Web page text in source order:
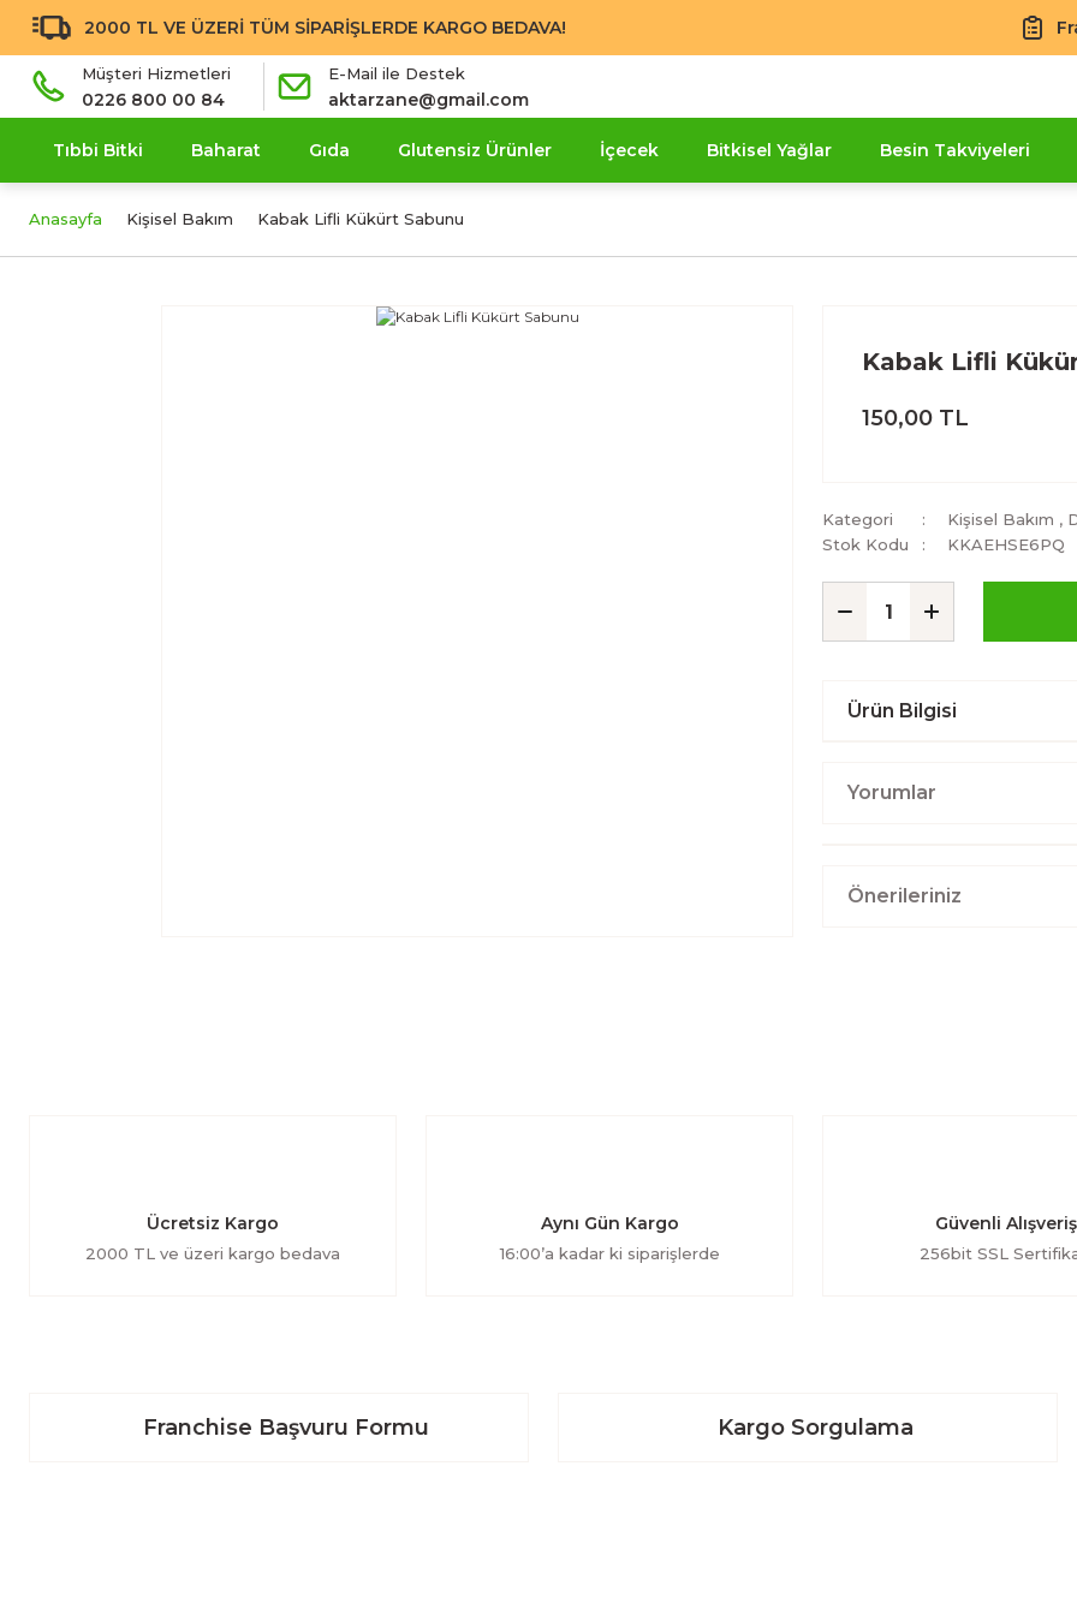
2000 TL VE ÜZERİ TÜM SİPARİŞLERDE KARGO BEDAVA!
Müşteri Hizmetleri
0226 800 00 84
E-Mail ile Destek
aktarzane@gmail.com
Tıbbi Bitki Baharat Gıda Glutensiz Ürünler İçecek Bitkisel Yağlar Besin Takviyeleri
Anasayfa Kişisel Bakım Kabak Lifli Kükürt Sabunu
Kabak Lifli
150,00 TL
Kategori Kişisel Bakım ,
Stok Kodu
KKAEHSE6PQ
Ürün Bilgisi
Yorumlar
Önerileriniz
Ücretsiz Kargo
2000 TL ve üzeri kargo bedava
Aynı Gün Kargo
16:00’a kadar ki siparişlerde
Güvenli Alışveriş
256bit SSL
Franchise Başvuru Formu Kargo Sorgulama